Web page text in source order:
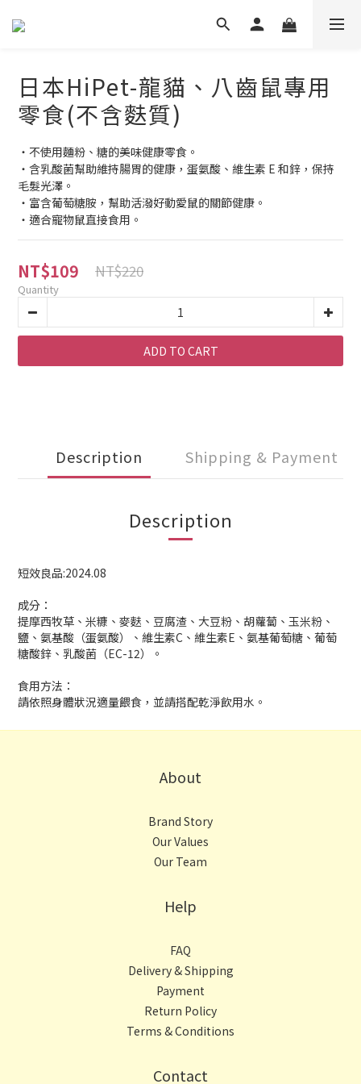
日本HiPet-龍貓、八齒鼠專用
零食(不含麩質)
・不使用麵粉、糖的美味健康零食。
・含乳酸菌幫助維持腸胃的健康，蛋氨酸、維生素 E 和鋅，保持
毛髮光澤。
・富含葡萄糖胺，幫助活潑好動愛鼠的關節健康。
・適合寵物鼠直接食用。
NT$109 NT$220
Quantity
ADD TO CART
Description Shipping & Payment
Description
短效良品:2024.08
成分：
提摩西牧草、米糠、麥麩、豆腐渣、大豆粉、胡蘿蔔、玉米粉、
鹽、氨基酸（蛋氨酸）、維生素C、維生素E、氨基葡萄糖、葡萄
糖酸鋅、乳酸菌（EC-12）。
食用方法：
請依照身體狀況適量餵食，並請搭配乾淨飲用水。
About
Brand Story
Our Values
Our Team
Help
FAQ
Delivery & Shipping
Payment
Return Policy
Terms & Conditions
Contact